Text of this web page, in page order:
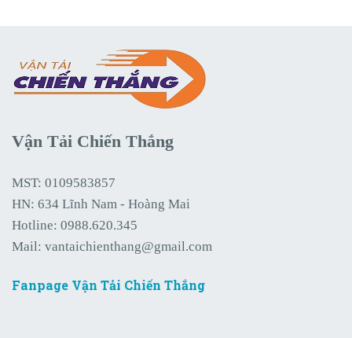
Vận Tải Chiến Thắng
MST: 0109583857
HN: 634 Lĩnh Nam - Hoàng Mai
Hotline: 0988.620.345
Mail: vantaichienthang@gmail.com
Fanpage Vận Tải Chiến Thắng